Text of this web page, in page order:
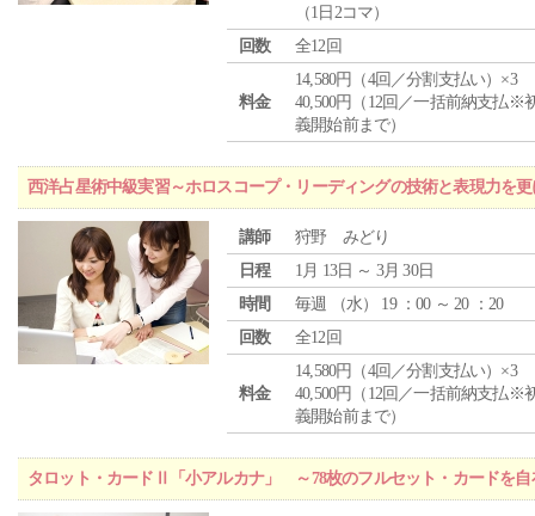
（1日2コマ）
回数
全12回
料金
14,580円（4回／分割支払い）×3
40,500円（12回／一括前納支払※
義開始前まで）
西洋占星術中級実習～ホロスコープ・リーディングの技術と表現力を
講師
狩野 みどり
日程
1月 13日 ～ 3月 30日
時間
毎週 （水） 19 ：00 ～ 20 ：20
回数
全12回
料金
14,580円（4回／分割支払い）×3
40,500円（12回／一括前納支払※
義開始前まで）
タロット・カードⅡ「小アルカナ」 ～78枚のフルセット・カードを自